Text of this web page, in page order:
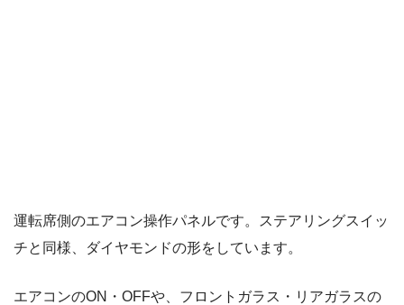
運転席側のエアコン操作パネルです。ステアリングスイッ
チと同様、ダイヤモンドの形をしています。
エアコンのON・OFFや、フロントガラス・リアガラスの